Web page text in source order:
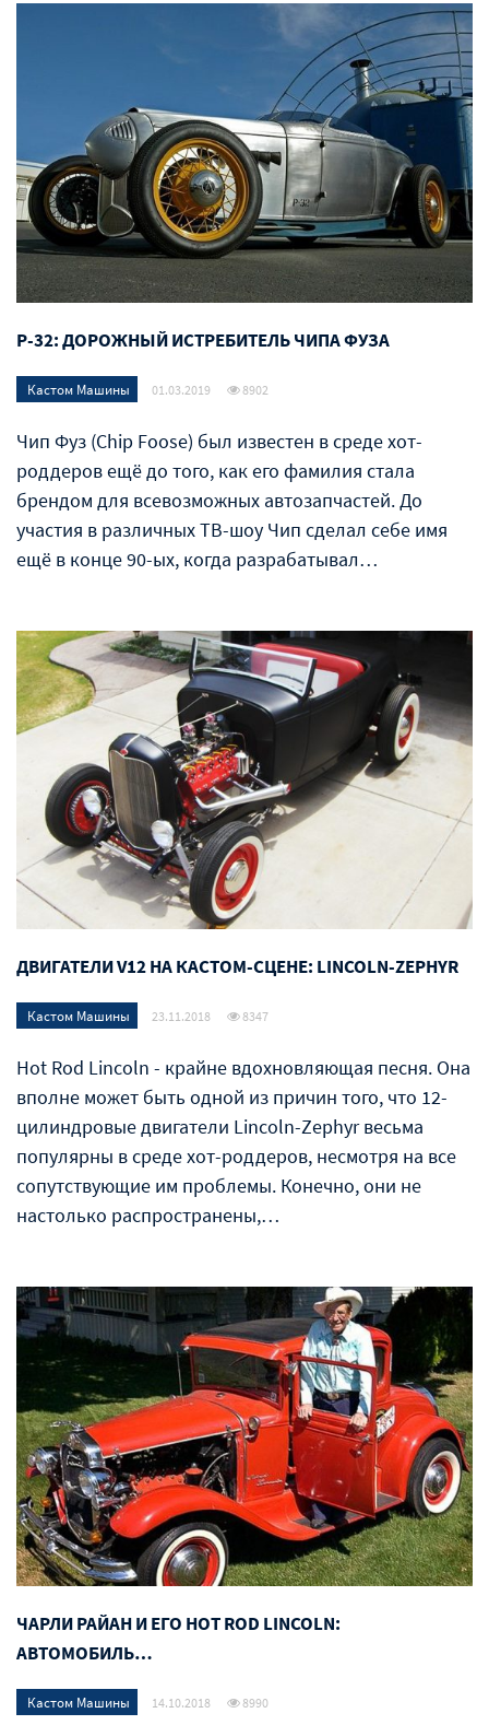
P-32: ДОРОЖНЫЙ ИСТРЕБИТЕЛЬ ЧИПА ФУЗА
Кастом Машины 01.03.2019 8902
Чип Фуз (Chip Foose) был известен в среде хот-
роддеров ещё до того, как его фамилия стала
брендом для всевозможных автозапчастей. До
участия в различных ТВ-шоу Чип сделал себе имя
ещё в конце 90-ых, когда разрабатывал…
ДВИГАТЕЛИ V12 НА КАСТОМ-СЦЕНЕ: LINCOLN-ZEPHYR
Кастом Машины 23.11.2018 8347
Hot Rod Lincoln - крайне вдохновляющая песня. Она
вполне может быть одной из причин того, что 12-
цилиндровые двигатели Lincoln-Zephyr весьма
популярны в среде хот-роддеров, несмотря на все
сопутствующие им проблемы. Конечно, они не
настолько распространены,…
ЧАРЛИ РАЙАН И ЕГО HOT ROD LINCOLN:
АВТОМОБИЛЬ…
Кастом Машины 14.10.2018 8990